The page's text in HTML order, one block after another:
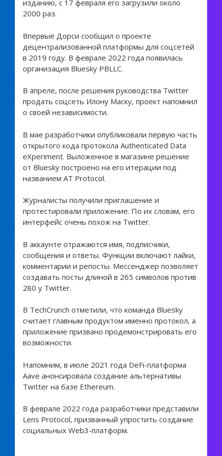
изданию, с 17 февраля его загрузили около
2000 раз.
Впервые Дорси сообщил о проекте
децентрализованной платформы для соцсетей
в 2019 году. В феврале 2022 года появилась
организация Bluesky PBLLC.
В апреле, после решения руководства Twitter
продать соцсеть Илону Маску, проект напомнил
о своей независимости.
В мае разработчики опубликовали первую часть
открытого кода протокола Authenticated Data
eXperiment. Выложенное в магазине решение
от Bluesky построено на его итерации под
названием AT Protocol.
Журналисты получили приглашение и
протестировали приложение. По их словам, его
интерфейс очень похож на Twitter.
В аккаунте отражаются имя, подписчики,
сообщения и ответы. Функции включают лайки,
комментарии и репосты. Мессенджер позволяет
создавать посты длиной в 265 символов против
280 у Twitter.
В TechCrunch отметили, что команда Bluesky
считает главным продуктом именно протокол, а
приложение призвано продемонстрировать его
возможности.
Напомним, в июле 2021 года DeFi-платформа
Aave анонсировала создание альтернативы
Twitter на базе Ethereum.
В феврале 2022 года разработчики представили
Lens Protocol, призванный упростить создание
социальных Web3-платформ.